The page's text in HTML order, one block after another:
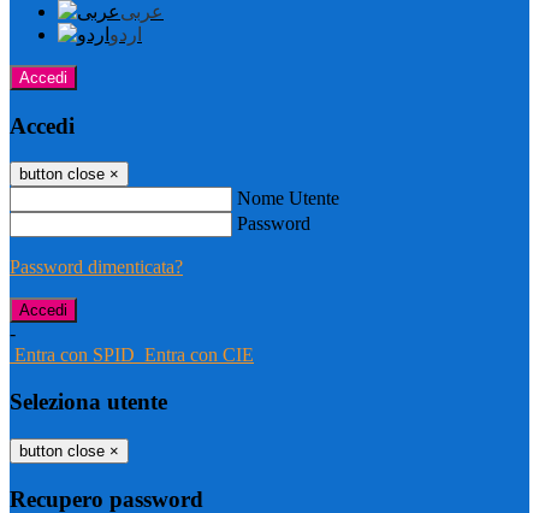
عربى
اردو
Accedi
Accedi
button close ×
Nome Utente
Password
Password dimenticata?
-
Entra con SPID Entra con CIE
Seleziona utente
button close ×
Recupero password